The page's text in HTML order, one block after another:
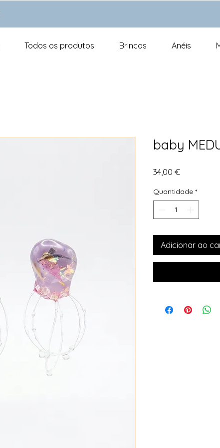
Todos os produtos Brincos Anéis
baby
34,00 €Preço
Quantidade *
Adicionar ao